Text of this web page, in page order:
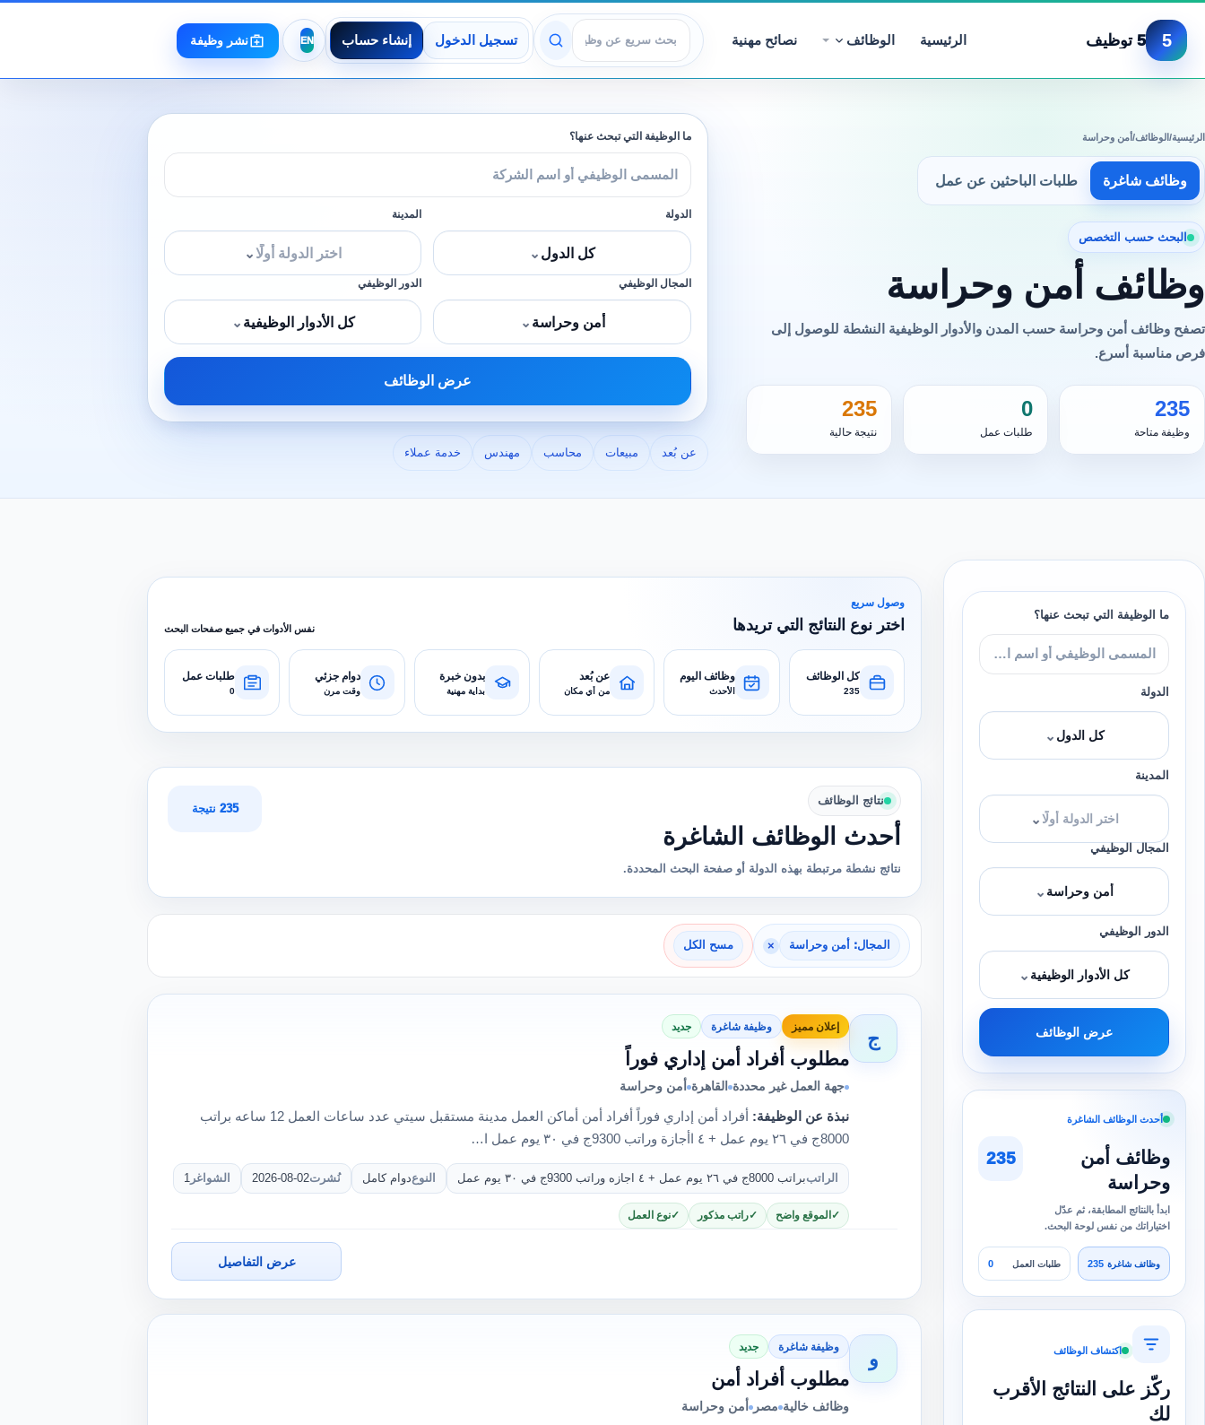
5 5 توظيف الرئيسية الوظائف نصائح مهنية
عرض الوظائف
تسجيل الدخول إنشاء حساب نشر وظيفة
الرئيسية/الوظائف/أمن وحراسة
وظائف شاغرة طلبات الباحثين عن عمل
البحث حسب التخصص
وظائف أمن وحراسة
تصفح وظائف أمن وحراسة حسب المدن والأدوار الوظيفية النشطة للوصول إلى
فرص مناسبة أسرع.
235
وظيفة متاحة
0
طلبات عمل
235
نتيجة حالية
ما الوظيفة التي تبحث عنها؟
الدولة
كل الدول ⌄
المدينة
اختر الدولة أولًا⌄
المجال الوظيفي
أمن وحراسة ⌄
الدور الوظيفي
كل الأدوار الوظيفية ⌄
عرض الوظائف
عن بُعد مبيعات محاسب مهندس خدمة عملاء
ما الوظيفة التي تبحث عنها؟
الدولة
كل الدول ⌄
المدينة
اختر الدولة أولًا⌄
المجال الوظيفي
أمن وحراسة ⌄
الدور الوظيفي
كل الأدوار الوظيفية ⌄
عرض الوظائف
أحدث الوظائف الشاغرة
وظائف أمن
وحراسة
ابدأ بالنتائج المطابقة، ثم عدّل
اختياراتك من نفس لوحة البحث.
235
وظائف شاغرة 235 طلبات العمل 0
اكتشاف الوظائف
ركّز على النتائج الأقرب
لك
وصول سريع
اختر نوع النتائج التي تريدها نفس الأدوات في جميع صفحات البحث
كل الوظائف
235
وظائف اليوم
الأحدث
عن بُعد
من أي مكان
بدون خبرة
بداية مهنية
دوام جزئي
وقت مرن
طلبات عمل
0
نتائج الوظائف
أحدث الوظائف الشاغرة
نتائج نشطة مرتبطة بهذه الدولة أو صفحة البحث المحددة.
235 نتيجة
المجال: أمن وحراسة × مسح الكل
ج
إعلان مميز وظيفة شاغرة جديد
مطلوب أفراد أمن إداري فوراً
جهة العمل غير محددة القاهرة أمن وحراسة
نبذة عن الوظيفة:
أفراد أمن إداري فوراً أفراد أمن أماكن العمل مدينة مستقبل سيتي عدد ساعات العمل 12 ساعه براتب
8000ج في ٢٦ يوم عمل + ٤ اأجازة وراتب 9300ج في ٣٠ يوم عمل ا…
الراتببراتب 8000ج في ٢٦ يوم عمل + ٤ اجازه وراتب 9300ج في ٣٠ يوم عمل النوعدوام كامل نُشرت2026-08-02 الشواغر 1
الموقع واضح راتب مذكور نوع العمل
عرض التفاصيل
و
وظيفة شاغرة جديد
مطلوب أفراد أمن
وظائف خالية مصر أمن وحراسة